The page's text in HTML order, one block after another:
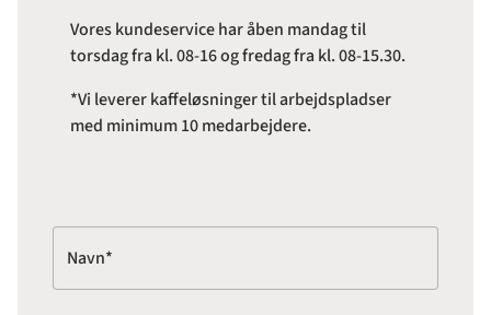
Vores kundeservice har åben mandag til
torsdag fra kl. 08-16 og fredag fra kl. 08-15.30.
*Vi leverer kaffeløsninger til arbejdspladser
med minimum 10 medarbejdere.
Navn*